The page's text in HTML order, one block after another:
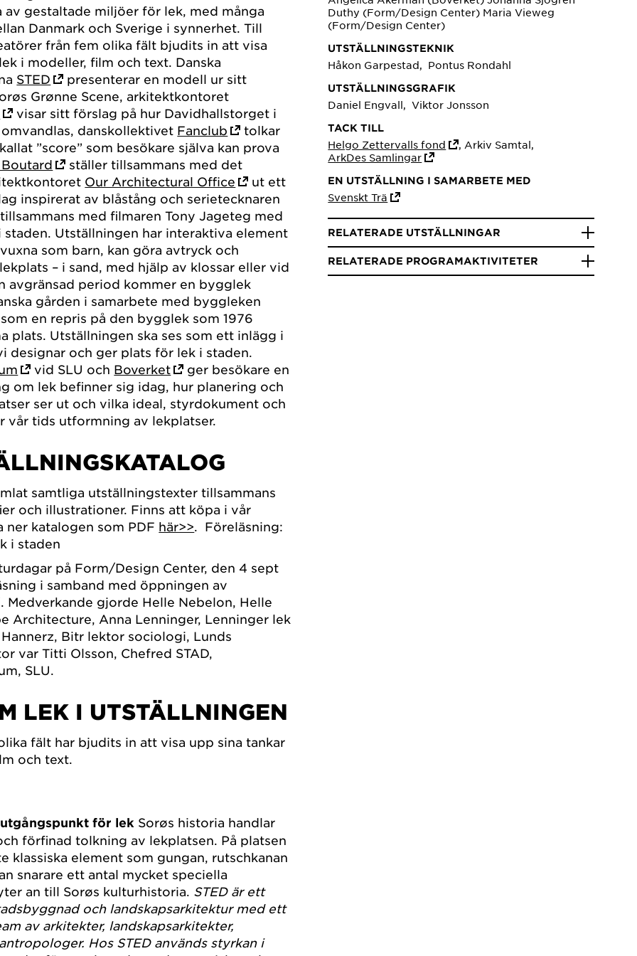
av gestaltade miljöer för lek, med många
Danmark och Sverige i synnerhet. Till
från fem olika fält bjudits in att visa
i modeller, film och text. Danska
STED
presenterar en modell ur sitt
Grønne Scene, arkitektkontoret
visar sitt förslag på hur Davidhallstorget i
danskollektivet Fanclub
tolkar
”score” som besökare själva kan prova
ställer tillsammans med det
Our Architectural Office
ut ett
inspirerat av blåstång och serietecknaren
med filmaren Tony Jageteg med
staden. Utställningen har interaktiva element
som barn, kan göra avtryck och
– i sand, med hjälp av klossar eller vid
avgränsad period kommer en bygglek
gården i samarbete med byggleken
en repris på den bygglek som 1976
plats. Utställningen ska ses som ett inlägg i
designar och ger plats för lek i staden.
vid SLU och Boverket
ger besökare en
om lek befinner sig idag, hur planering och
ser ut och vilka ideal, styrdokument och
vår tids utformning av lekplatser.
samtliga utställningstexter tillsammans
och illustrationer. Finns att köpa i vår
ner katalogen som PDF här>>. Föreläsning:
i staden
på Form/Design Center, den 4 sept
i samband med öppningen av
Medverkande gjorde Helle Nebelon, Helle
Architecture, Anna Lenninger, Lenninger lek
Bitr lektor sociologi, Lunds
var Titti Olsson, Chefred STAD,
SLU.
LEK I UTSTÄLLNINGEN
fält har bjudits in att visa upp sina tankar
och text.
för lek Sorøs historia handlar
förfinad tolkning av lekplatsen. På platsen
klassiska element som gungan, rutschkanan
snarare ett antal mycket speciella
an till Sorøs kulturhistoria. STED är ett
och landskapsarkitektur med ett
av arkitekter, landskapsarkitekter,
Hos STED används styrkan i
Duthy (Form/Design Center) Maria Vieweg
(Form/Design Center)
UTSTÄLLNINGSTEKNIK
Håkon Garpestad, Pontus Rondahl
UTSTÄLLNINGSGRAFIK
Daniel Engvall, Viktor Jonsson
TACK TILL
Helgo Zettervalls fond
, Arkiv Samtal,
ArkDes Samlingar
EN UTSTÄLLNING I SAMARBETE MED
Svenskt Trä
RELATERADE UTSTÄLLNINGAR
RELATERADE PROGRAMAKTIVITETER